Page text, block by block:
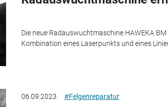
Die neue Radauswuchtmaschine HAWEKA
Kombination eines Laserpunkts und eines
06.09.2023 #Felgenreparatur